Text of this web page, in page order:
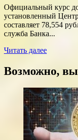
Официальный курс
установленный
составляет 78,554
служба Банка...
Читать далееПрочитать
Курсы
и
евро,
ЦБ
РФ
на
Возможно,